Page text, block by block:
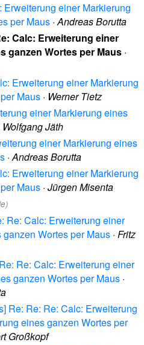
Erweiterung einer Markierung
per Maus ·Andreas Borutta
Calc: Erweiterung einer
ganzen Wortes per Maus ·
Erweiterung einer Markierung
Maus · Werner Tietz
einer Markierung eines
Wolfgang Jäth
einer Markierung eines
·Andreas Borutta
Erweiterung einer Markierung
Maus · Jürgen Misenta
Re: Calc: Erweiterung einer
Wortes per Maus · Fritz
Re: Calc: Erweiterung einer
ganzen Wortes per Maus ·
Re: Re: Re: Calc: Erweiterung
eines ganzen Wortes per
Großkopf